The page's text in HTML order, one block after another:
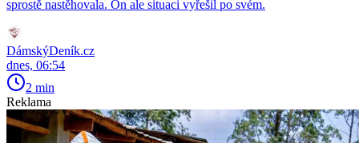
sprostě nastěhovala. On ale situaci vyřešil po svém.
DámskýDeník.cz
dnes, 06:54
2 min
Reklama